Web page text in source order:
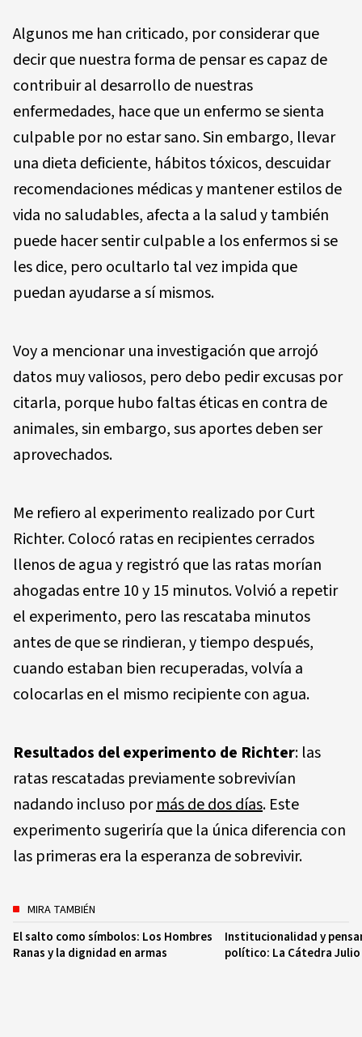
Algunos me han criticado, por considerar que
decir que nuestra forma de pensar es capaz de
contribuir al desarrollo de nuestras
enfermedades, hace que un enfermo se sienta
culpable por no estar sano. Sin embargo, llevar
una dieta deficiente, hábitos tóxicos, descuidar
recomendaciones médicas y mantener estilos de
vida no saludables, afecta a la salud y también
puede hacer sentir culpable a los enfermos si se
les dice, pero ocultarlo tal vez impida que
puedan ayudarse a sí mismos.
Voy a mencionar una investigación que arrojó
datos muy valiosos, pero debo pedir excusas por
citarla, porque hubo faltas éticas en contra de
animales, sin embargo, sus aportes deben ser
aprovechados.
Me refiero al experimento realizado por Curt
Richter. Colocó ratas en recipientes cerrados
llenos de agua y registró que las ratas morían
ahogadas entre 10 y 15 minutos. Volvió a repetir
el experimento, pero las rescataba minutos
antes de que se rindieran, y tiempo después,
cuando estaban bien recuperadas, volvía a
colocarlas en el mismo recipiente con agua.
Resultados del experimento de Richter: las
ratas rescatadas previamente sobrevivían
nadando incluso pormás de dos días. Este
experimento sugeriría que la única diferencia con
las primeras era la esperanza de sobrevivir.
MIRA TAMBIÉN
El salto como símbolos: Los Hombres
Ranas y la dignidad en armas
Institucionalidad y
político: La Cátedra Julio